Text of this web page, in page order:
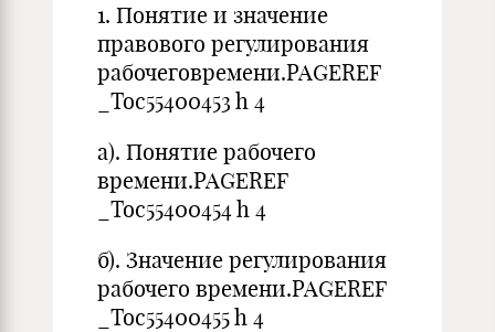
1. Понятие и значение
правового регулирования
рабочеговремени.PAGEREF
_Toc55400453 h 4
а). Понятие рабочего
времени.PAGEREF
_Toc55400454 h 4
б). Значение регулирования
рабочего времени.PAGEREF
_Toc55400455 h 4